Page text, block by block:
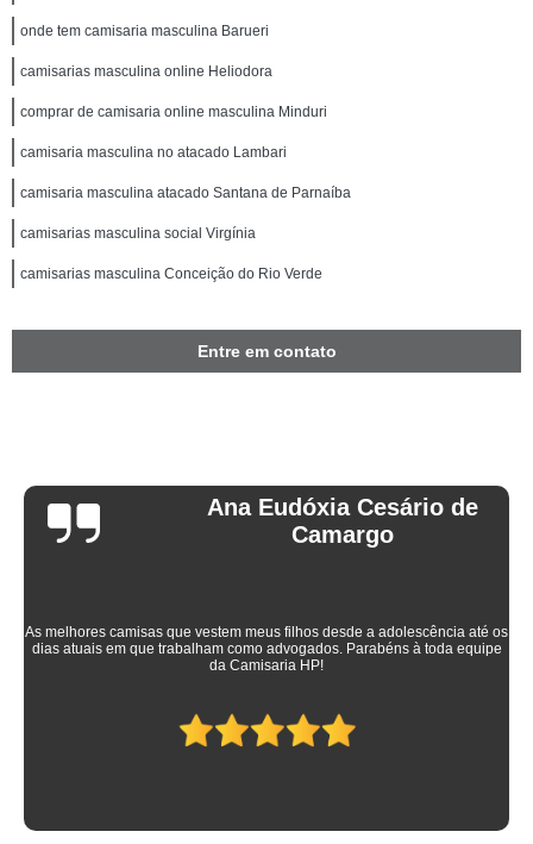
onde tem camisaria masculina Barueri
camisarias masculina online Heliodora
comprar de camisaria online masculina Minduri
camisaria masculina no atacado Lambari
camisaria masculina atacado Santana de Parnaíba
camisarias masculina social Virgínia
camisarias masculina Conceição do Rio Verde
Entre em contato
Ana Eudóxia Cesário de
Camargo
As melhores camisas que vestem meus filhos desde a adolescência até os
dias atuais em que trabalham como advogados. Parabéns à toda equipe
da Camisaria HP!